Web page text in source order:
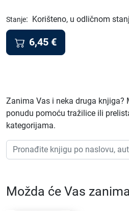
Stanje: Korišteno, u odličnom
6,45 €
Zanima Vas i neka druga knjiga?
ponudu pomoću tražilice ili
kategorijama.
Možda će Vas